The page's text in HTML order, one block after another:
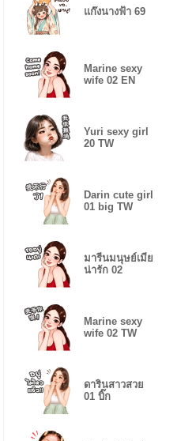
แก๊งนางฟ้า 69
Marine sexy
wife 02 EN
Yuri sexy girl
20 TW
Darin cute girl
01 big TW
มารีนมนุษย์เมีย
น่ารัก 02
Marine sexy
wife 02 TW
ดารินสาวสวย
01 บิ๊ก